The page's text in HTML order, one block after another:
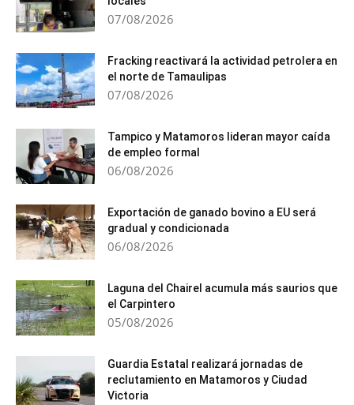
07/08/2026
Fracking reactivará la actividad petrolera en
el norte de Tamaulipas
07/08/2026
Tampico y Matamoros lideran mayor caída
de empleo formal
06/08/2026
Exportación de ganado bovino a EU será
gradual y condicionada
06/08/2026
Laguna del Chairel acumula más saurios que
el Carpintero
05/08/2026
Guardia Estatal realizará jornadas de
reclutamiento en Matamoros y Ciudad
Victoria